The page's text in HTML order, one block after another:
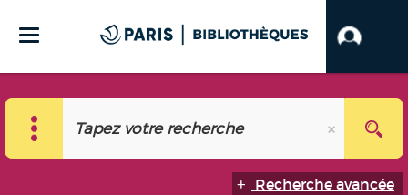
Recherche avancée